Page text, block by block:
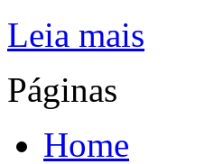
Leia mais
Páginas
Home